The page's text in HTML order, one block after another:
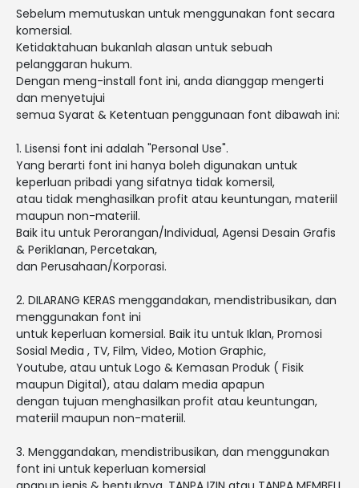
Sebelum memutuskan untuk menggunakan font secara
komersial.
Ketidaktahuan bukanlah alasan untuk sebuah
pelanggaran hukum.
Dengan meng-install font ini, anda dianggap mengerti
dan menyetujui
semua Syarat & Ketentuan penggunaan font dibawah ini:
1. Lisensi font ini adalah "Personal Use".
Yang berarti font ini hanya boleh digunakan untuk
keperluan pribadi yang sifatnya tidak komersil,
atau tidak menghasilkan profit atau keuntungan, materiil
maupun non-materiil.
Baik itu untuk Perorangan/Individual, Agensi Desain Grafis
& Periklanan, Percetakan,
dan Perusahaan/Korporasi.
2. DILARANG KERAS menggandakan, mendistribusikan, dan
menggunakan font ini
untuk keperluan komersial. Baik itu untuk Iklan, Promosi
Sosial Media , TV, Film, Video, Motion Graphic,
Youtube, atau untuk Logo & Kemasan Produk ( Fisik
maupun Digital), atau dalam media apapun
dengan tujuan menghasilkan profit atau keuntungan,
materiil maupun non-materiil.
3. Menggandakan, mendistribusikan, dan menggunakan
font ini untuk keperluan komersial